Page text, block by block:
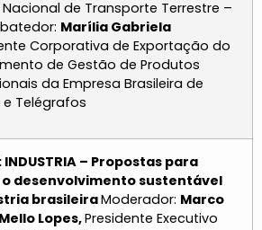
de Transporte Terrestre –
Marília Gabriela
Corporativa de Exportação do
de Gestão de Produtos
da Empresa Brasileira de
e Telégrafos
INDUSTRIA – Propostas para
desenvolvimento sustentável
brasileiraModerador: Marco
Lopes,Presidente Executivo